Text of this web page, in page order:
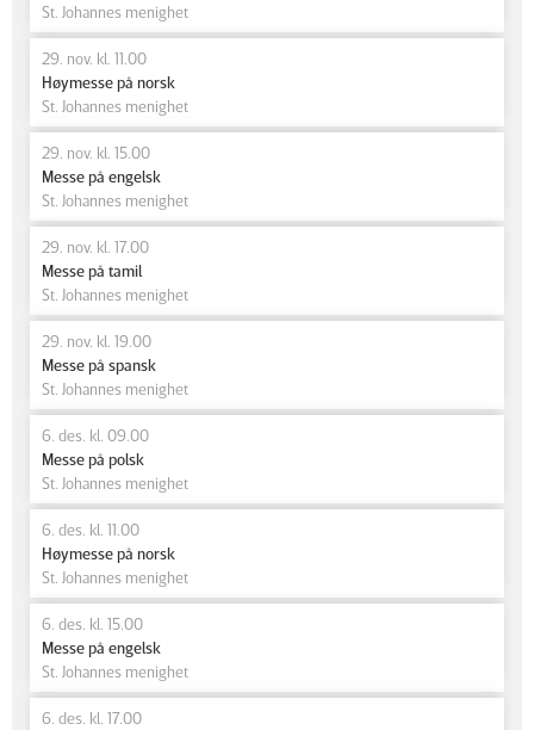
St. Johannes menighet
29. nov. kl. 11.00
Høymesse på norsk
St. Johannes menighet
29. nov. kl. 15.00
Messe på engelsk
St. Johannes menighet
29. nov. kl. 17.00
Messe på tamil
St. Johannes menighet
29. nov. kl. 19.00
Messe på spansk
St. Johannes menighet
6. des. kl. 09.00
Messe på polsk
St. Johannes menighet
6. des. kl. 11.00
Høymesse på norsk
St. Johannes menighet
6. des. kl. 15.00
Messe på engelsk
St. Johannes menighet
6. des. kl. 17.00